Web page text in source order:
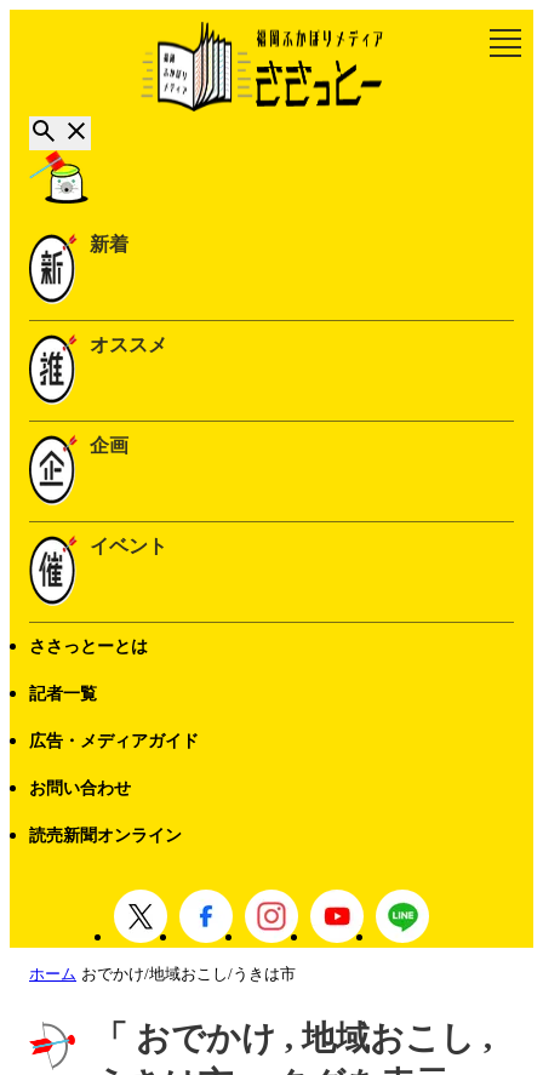
新着
オススメ
企画
イベント
ささっとーとは
記者一覧
広告・メディアガイド
お問い合わせ
読売新聞オンライン
ホーム おでかけ/地域おこし/うきは市
「 おでかけ , 地域おこし ,